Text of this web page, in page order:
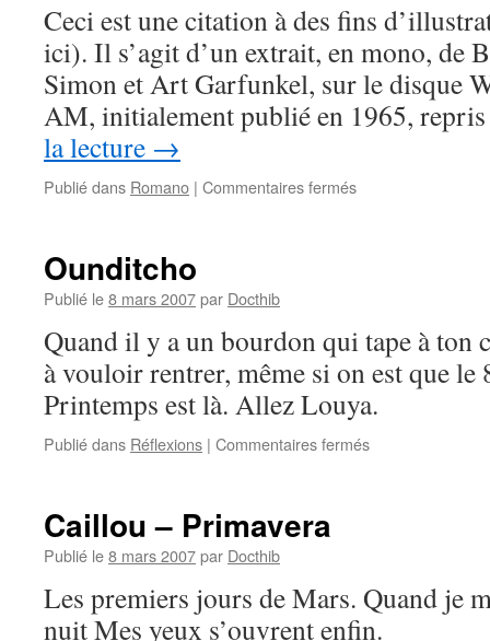
Ceci est une citation à des fins
ici). Il s’agit d’un extrait, en mono, de
Simon et Art Garfunkel, sur le disque
AM, initialement publié en 1965,
la lecture →
Publié dans Romano | Commentaires ferméssur
#
Ounditcho
Publié le8 mars 2007par Docthib
Quand il y a un bourdon qui tape à ton
à vouloir rentrer, même si on est que le
Printemps est là. Allez Louya.
Publié dans Réflexions | Commentaires ferméssur
Caillou – Primavera
Publié le8 mars 2007par Docthib
Les premiers jours de Mars. Quand je
nuit Mes yeux s’ouvrent enfin.